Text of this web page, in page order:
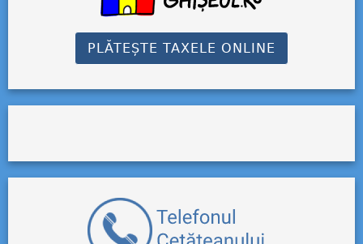
PLĂTEȘTE TAXELE ONLINE